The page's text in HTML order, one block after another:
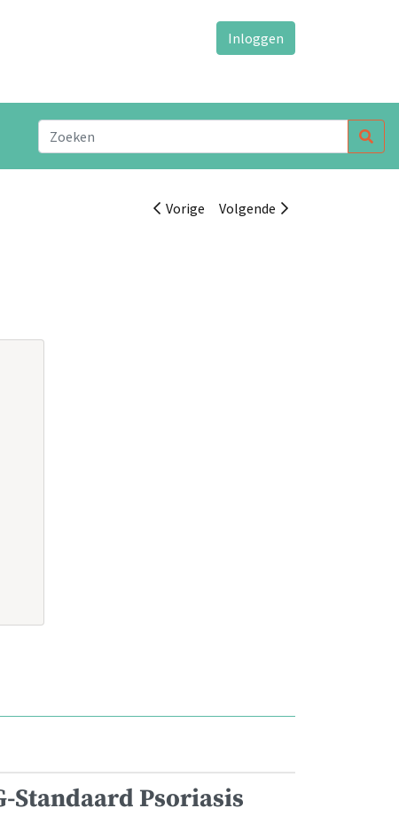
Inloggen
Vorige Volgende
Standaard Psoriasis